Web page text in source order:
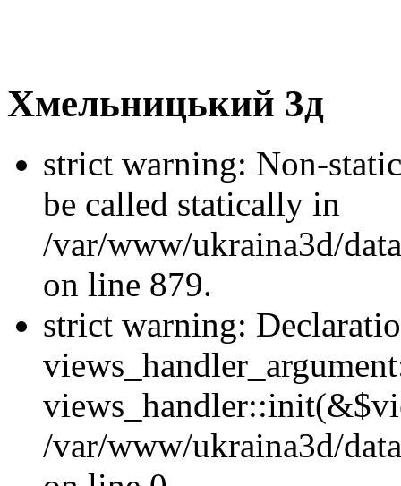
Хмельницький 3д
strict warning: Non-
be called statically in
/var/www/ukraina3d/
on line 879.
strict warning:
/var/www/ukraina3d/